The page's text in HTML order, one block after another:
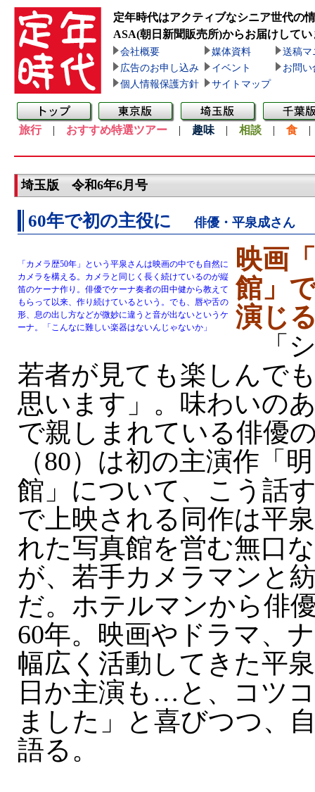
定年時代はアクティブなシニア世代の
ASA(朝日新聞販売所)からお届けしてい
会社概要 媒体資料
送稿マ
広告のお申し込み
イベント
お問い
個人情報保護方針
サイトマップ
旅行| おすすめ特選ツアー | 趣味 | 相談 | 食
埼玉版 令和6年6月号
60年で初の主役に 俳優・平泉成さん
「カメラ歴50年」という平泉さんは映画の中でも自然に
カメラを構える。カメラと同じく長く続けているのが縦
笛のケーナ作り。俳優でケーナ奏者の田中健から教えて
もらって以来、作り続けているという。でも、唇や舌の
形、息の出し方などが微妙に違うと音が出ないというケ
ーナ。「こんなに難しい楽器はないんじゃないか」
映画
館」
演じ
「シ
若者が見ても楽しんで
思います」。味わいの
で親しまれている俳優
（80）は初の主演作「
館」について、こう話
で上映される同作は平
れた写真館を営む無口
が、若手カメラマンと
だ。ホテルマンから俳
60年。映画やドラマ、
幅広く活動してきた平
日か主演も…と、コツ
ました」と喜びつつ、
語る。